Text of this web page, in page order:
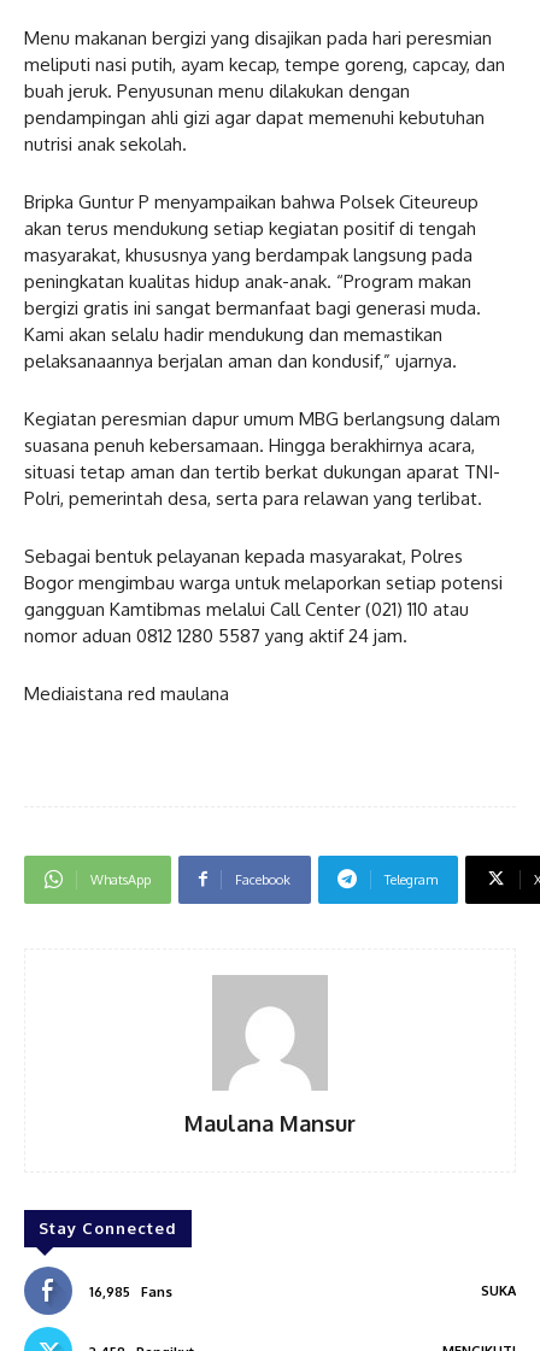
Menu makanan bergizi yang disajikan pada hari peresmian
meliputi nasi putih, ayam kecap, tempe goreng, capcay, dan
buah jeruk. Penyusunan menu dilakukan dengan
pendampingan ahli gizi agar dapat memenuhi kebutuhan
nutrisi anak sekolah.
Bripka Guntur P menyampaikan bahwa Polsek Citeureup
akan terus mendukung setiap kegiatan positif di tengah
masyarakat, khususnya yang berdampak langsung pada
peningkatan kualitas hidup anak-anak. “Program makan
bergizi gratis ini sangat bermanfaat bagi generasi muda.
Kami akan selalu hadir mendukung dan memastikan
pelaksanaannya berjalan aman dan kondusif,” ujarnya.
Kegiatan peresmian dapur umum MBG berlangsung dalam
suasana penuh kebersamaan. Hingga berakhirnya acara,
situasi tetap aman dan tertib berkat dukungan aparat TNI-
Polri, pemerintah desa, serta para relawan yang terlibat.
Sebagai bentuk pelayanan kepada masyarakat, Polres
Bogor mengimbau warga untuk melaporkan setiap potensi
gangguan Kamtibmas melalui Call Center (021) 110 atau
nomor aduan 0812 1280 5587 yang aktif 24 jam.
Mediaistana red maulana
WhatsApp Facebook Telegram
Maulana Mansur
Stay Connected
16,985 Fans SUKA